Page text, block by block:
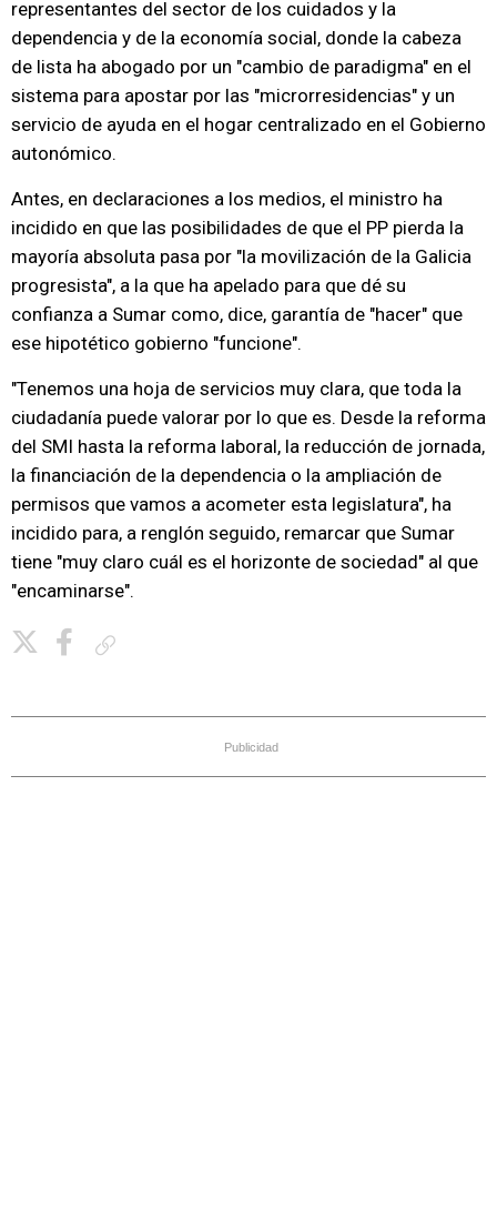
representantes del sector de los cuidados y la
dependencia y de la economía social, donde la cabeza
de lista ha abogado por un "cambio de paradigma" en el
sistema para apostar por las "microrresidencias" y un
servicio de ayuda en el hogar centralizado en el Gobierno
autonómico.
Antes, en declaraciones a los medios, el ministro ha
incidido en que las posibilidades de que el PP pierda la
mayoría absoluta pasa por "la movilización de la Galicia
progresista", a la que ha apelado para que dé su
confianza a Sumar como, dice, garantía de "hacer" que
ese hipotético gobierno "funcione".
"Tenemos una hoja de servicios muy clara, que toda la
ciudadanía puede valorar por lo que es. Desde la reforma
del SMI hasta la reforma laboral, la reducción de jornada,
la financiación de la dependencia o la ampliación de
permisos que vamos a acometer esta legislatura", ha
incidido para, a renglón seguido, remarcar que Sumar
tiene "muy claro cuál es el horizonte de sociedad" al que
"encaminarse".
Publicidad